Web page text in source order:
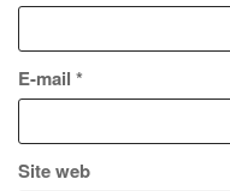
E-mail *
Site web